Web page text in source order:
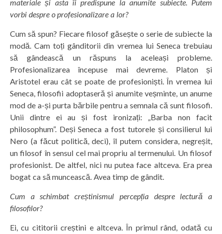
materiale și asta îi predispune la anumite subiecte. Putem
vorbi despre o profesionalizare a lor?
Cum să spun? Fiecare filosof găsește o serie de subiecte la
modă. Cam toți gânditorii din vremea lui Seneca trebuiau
să gândească un răspuns la aceleași probleme.
Profesionalizarea începuse mai devreme. Platon și
Aristotel erau cât se poate de profesioniști. În vremea lui
Seneca, filosofii adoptaseră și anumite veșminte, un anume
mod de a-și purta bărbile pentru a semnala că sunt filosofi.
Unii dintre ei au și fost ironizați: „Barba non facit
philosophum”. Deși Seneca a fost tutorele și consilierul lui
Nero (a făcut politică, deci), îl putem considera, negreșit,
un filosof în sensul cel mai propriu al termenului. Un filosof
profesionist. De altfel, nici nu putea face altceva. Era prea
bogat ca să muncească. Avea timp de gândit.
Cum a schimbat creștinismul percepția despre lectură a
filosofilor?
Ei, cu cititorii creștini e altceva. În primul rând, odată cu